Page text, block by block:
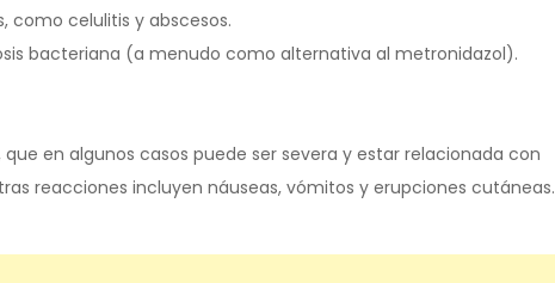
como celulitis y abscesos.
bacteriana (a menudo como alternativa al metronidazol).
que en algunos casos puede ser severa y estar relacionada con
reacciones incluyen náuseas, vómitos y erupciones cutáneas.